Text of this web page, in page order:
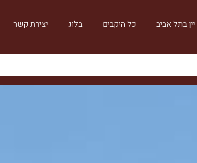
בתל אביב כל היקבים בלוג יצירת קשר